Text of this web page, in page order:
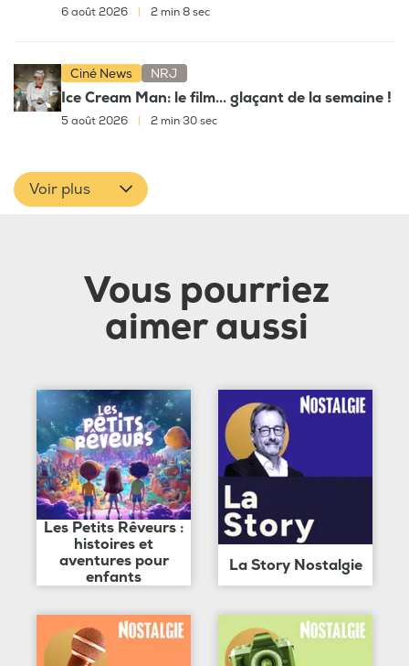
6 août 2026 2 min 8 sec
Ciné News NRJ
Ice Cream Man: le film... glaçant de la semaine !
5 août 2026 2 min 30 sec
Voir plus
Vous pourriez
aimer aussi
Les Petits Rêveurs :
histoires et
aventures pour
enfants
La Story Nostalgie